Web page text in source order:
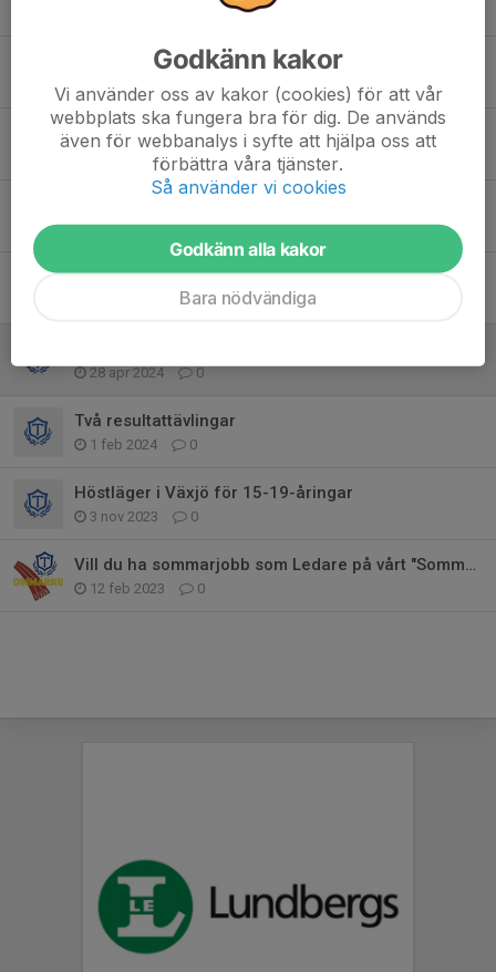
Världsungdomsspelen 25-28 juni
26 jan, 11:32
Funktionärer söks till 6 januari :-)
18 nov 2025 0
2 dec 2024 0
Unga ledare - träff och inspiration i Linköping 9 nov
0
28 apr 2024 0
Två resultattävlingar
1 feb 2024 0
Höstläger i Växjö för 15-19-åringar
3 nov 2023 0
Vill du ha sommarjobb som Ledare på vårt "Sommarkul"?
12 feb 2023 0
Godkänn kakor
Vi använder oss av kakor (cookies) för att vår
webbplats ska fungera bra för dig. De används
även för webbanalys i syfte att hjälpa oss att
förbättra våra tjänster.
Så använder vi cookies
Godkänn alla kakor
Bara nödvändiga